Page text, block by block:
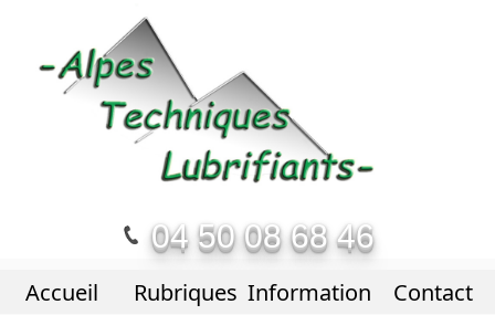
04 50 08 68 46
Accueil Rubriques Informations Contact